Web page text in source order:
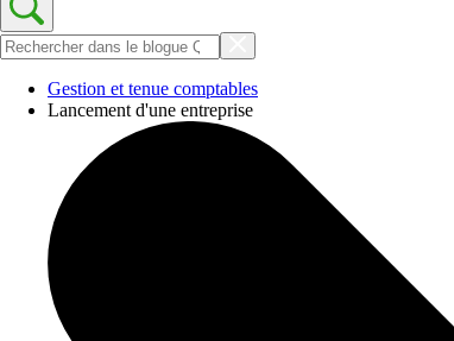
Gestion et tenue comptables
Lancement d'une entreprise